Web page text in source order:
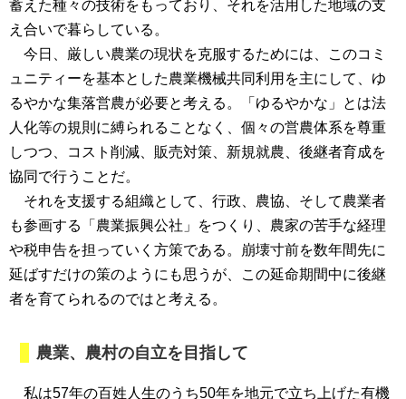
蓄えた種々の技術をもっており、それを活用した地域の支
え合いで暮らしている。
今日、厳しい農業の現状を克服するためには、このコミ
ュニティーを基本とした農業機械共同利用を主にして、ゆ
るやかな集落営農が必要と考える。「ゆるやかな」とは法
人化等の規則に縛られることなく、個々の営農体系を尊重
しつつ、コスト削減、販売対策、新規就農、後継者育成を
協同で行うことだ。
それを支援する組織として、行政、農協、そして農業者
も参画する「農業振興公社」をつくり、農家の苦手な経理
や税申告を担っていく方策である。崩壊寸前を数年間先に
延ばすだけの策のようにも思うが、この延命期間中に後継
者を育てられるのではと考える。
農業、農村の自立を目指して
私は57年の百姓人生のうち50年を地元で立ち上げた有機